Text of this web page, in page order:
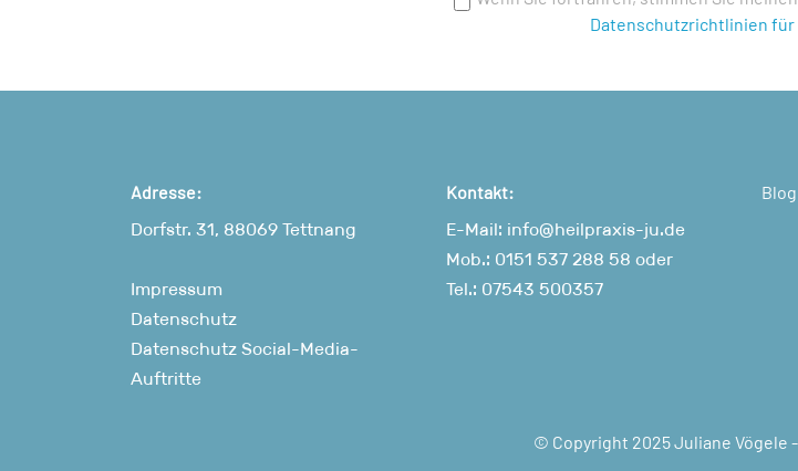
Datenschutzrichtlinien für
Adresse:
Dorfstr. 31, 88069 Tettnang
Impressum
Datenschutz
Datenschutz Social-Media-
Auftritte
Kontakt:
E-Mail: info@heilpraxis-ju.de
Mob.: 0151 537 288 58 oder
Tel.: 07543 500357
Blog
© Copyright 2025 Juliane Vögele